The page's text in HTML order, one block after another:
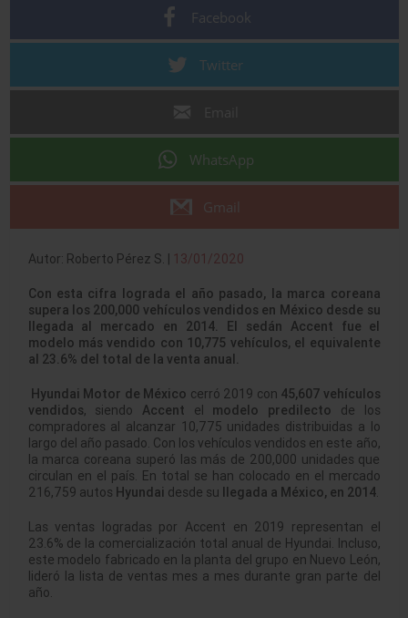
Facebook
Twitter
WhatsApp
Gmail
Autor: Roberto Pérez S. | 13/01/2020
Con esta cifra lograda el año pasado, la marca coreana
supera los 200,000 vehículos vendidos en México desde su
llegada al mercado en 2014. El sedán Accent fue el
modelo más vendido con 10,775 vehículos, el equivalente
al 23.6% del total de la venta anual.
Hyundai Motor de México cerró 2019 con 45,607 vehículos
vendidos, siendo Accent el modelo predilecto de los
compradores al alcanzar 10,775 unidades distribuidas a lo
largo del año pasado. Con los vehículos vendidos en este año,
la marca coreana superó las más de 200,000 unidades que
circulan en el país. En total se han colocado en el mercado
216,759 autos Hyundai desde su llegada a México, en 2014.
Las ventas logradas por Accent en 2019 representan el
23.6% de la comercialización total anual de Hyundai. Incluso,
este modelo fabricado en la planta del grupo en Nuevo León,
lideró la lista de ventas mes a mes durante gran parte del
año.